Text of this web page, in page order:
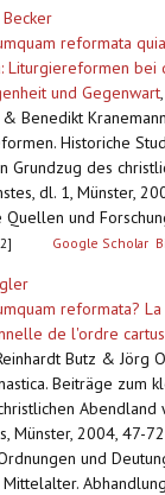
reformata
Liturgiereformen bei
und Gegenwart,
Benedikt
Historiche
Grundzug des
dl. 1, Münster,
Quellen und
Google Scholar
reformata?
de l'ordre
Butz & Jörg
Beiträge zum
Abendland
Münster, 2004, 47-
und